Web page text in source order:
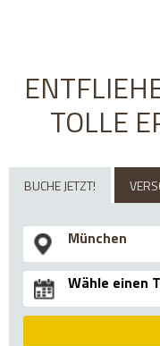
TOLLE
BUCHE JETZT!